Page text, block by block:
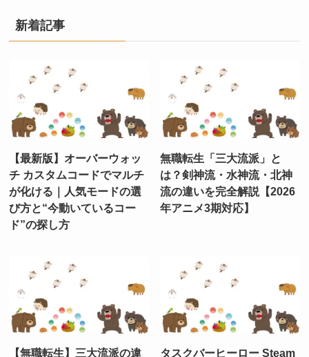
新着記事
【最新版】オーバーウォッ
チ カスタムコードでマルチ
が化ける｜人気モードの選
び方と“今動いているコー
ド”の探し方
無職転生「三大流派」と
は？剣神流・水神流・北神
流の違いを完全解説【2026
年アニメ3期対応】
【無職転生】三大流派の違
タスクバーヒーロー Steam